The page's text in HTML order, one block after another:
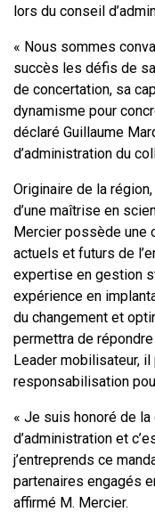
lors du conseil
« Nous sommes
succès les défis de
de concertation, sa
dynamisme pour
déclaré Guillaume
d’administration du
Originaire de la
d’une maîtrise en
Mercier possède une
actuels et futurs de
expertise en gestion
expérience en
du changement et
permettra de
Leader mobilisateur,
responsabilisation
« Je suis honoré de la
d’administration et
j’entreprends ce
partenaires engagés
affirmé M. Mercier.